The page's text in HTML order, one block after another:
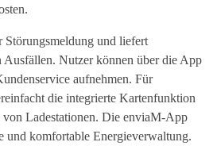
und liefert
Nutzer können über die App
aufnehmen. Für
die integrierte Kartenfunktion
Ladestationen. Die enviaM-App
und komfortable Energieverwaltung.